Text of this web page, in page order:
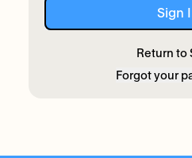
Sign
Return to
Forgot your